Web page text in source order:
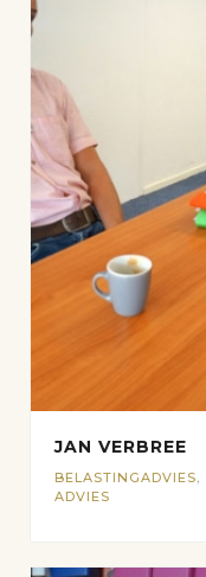
JAN VERBREE
BELASTINGADVIES,
ADVIES